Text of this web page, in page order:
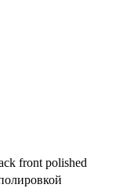
front polished